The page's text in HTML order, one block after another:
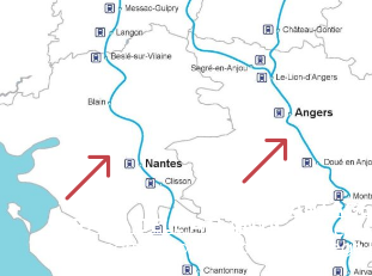
&
VIA
Un itinerario europeo segnalato che collega diverse regioni della Francia sul cammino di Santiago de Compostela. Illustra la
&
STRADA DELL'ATLANTICO
Un percorso «condiviso» che